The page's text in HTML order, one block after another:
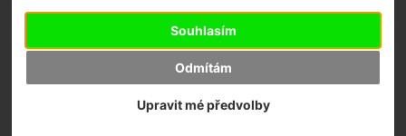
Souhlasím
Odmítám
Upravit mé předvolby